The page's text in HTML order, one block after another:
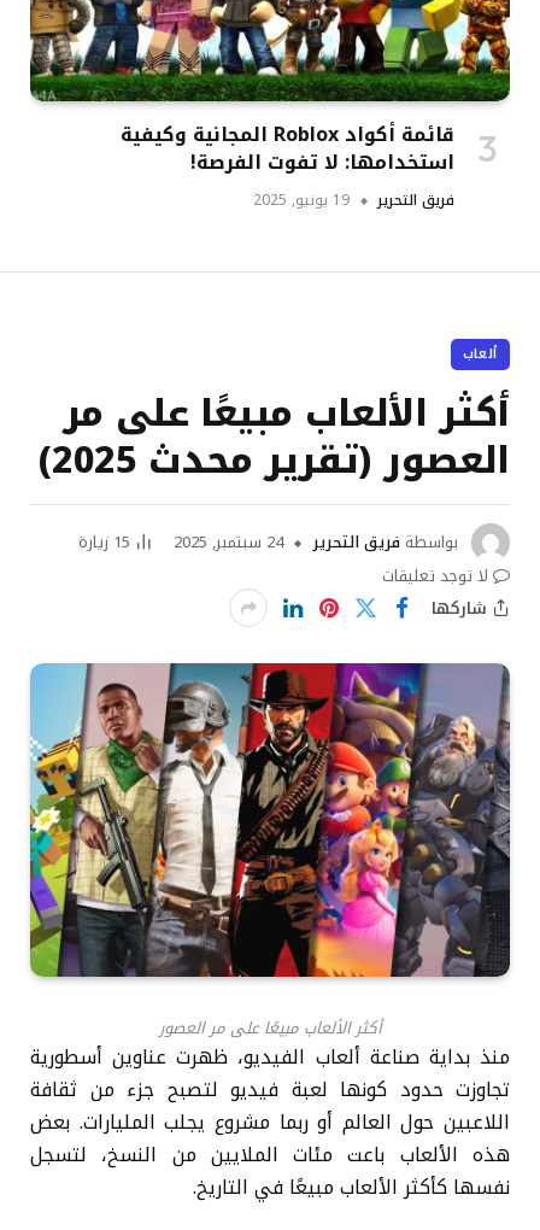
قائمة أكواد Roblox المجانية وكيفية
استخدامها: لا تفوت الفرصة!
فريق التحرير 19 يونيو, 2025
ألعاب
أكثر الألعاب مبيعًا على مر
العصور (تقرير محدث 2025)
بواسطة فريق التحرير 24 سبتمبر, 2025 15 زيارة
لا توجد تعليقات
شاركها
أكثر الألعاب مبيعًا على مر العصور
منذ بداية صناعة ألعاب الفيديو، ظهرت عناوين أسطورية
تجاوزت حدود كونها لعبة فيديو لتصبح جزء من ثقافة
اللاعبين حول العالم أو ربما مشروع يجلب المليارات. بعض
هذه الألعاب باعت مئات الملايين من النسخ، لتسجل
نفسها كأكثر الألعاب مبيعًا في التاريخ.